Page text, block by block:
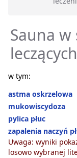
Strona główna
Sauna
w tym:
astma oskrzelowa
mukowiscydoza
pylica płuc
zapalenia naczyń
Uwaga: wyniki
losowo wybranej